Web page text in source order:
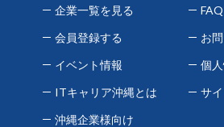
企業一覧を見る
会員登録する
イベント情報
ITキャリア沖縄とは
沖縄企業様向け
FAQ
お
個
サ